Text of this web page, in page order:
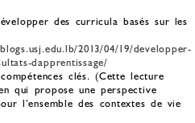
des curricula basés sur les
2013/04/19/developper-
dapprentissage/
clés. (Cette lecture
qui propose une perspective
l’ensemble des contextes de vie